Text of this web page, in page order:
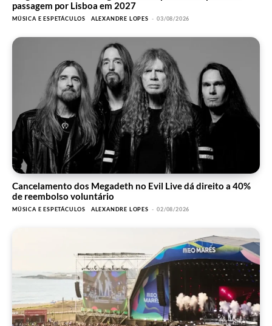
passagem por Lisboa em 2027
MÚSICA E ESPETÁCULOS ALEXANDRE LOPES - 03/08/2026
Cancelamento dos Megadeth no Evil Live dá direito a 40%
de reembolso voluntário
MÚSICA E ESPETÁCULOS ALEXANDRE LOPES - 02/08/2026